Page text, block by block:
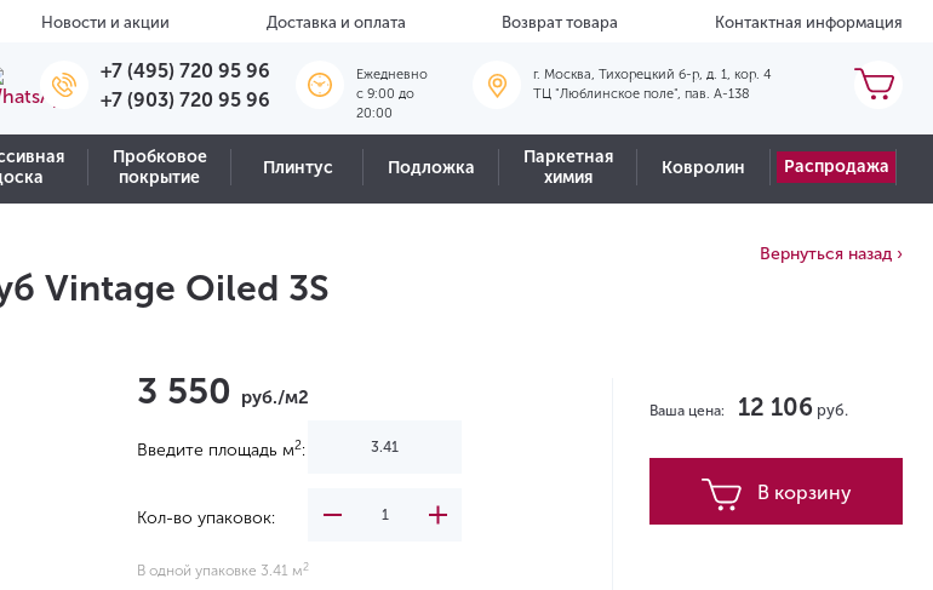
Новости и акции Доставка и оплата Возврат товара Контактная информация
+7 (495) 720 95 96
+7 (903) 720 95 96
Ежедневно
c 9:00 до
20:00
г. Москва, Тихорецкий б-р, д. 1, кор. 4
ТЦ "Люблинское поле", пав. А-138
Пробковое
покрытие
Плинтус Подложка
Паркетная
химия
Ковролин Распродажа
Vintage Oiled 3S
Вернуться назад ›
3 550 руб./м2
Введите площадь м2:
Кол-во упаковок:
В одной упаковке 3.41 м 2
Ваша цена: 12 106 руб.
В корзину